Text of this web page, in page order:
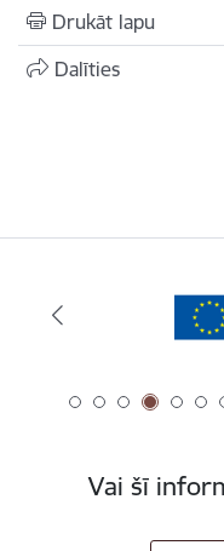
Drukāt lapu
Dalīties
Vai šī